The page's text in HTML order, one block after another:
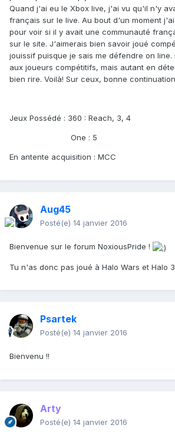
Quand j'ai eu le Xbox live, j'ai vu qu'il n'y
français sur le live. Au bout d'un moment
pour voir si il y avait une communauté
sur le site. J'aimerais bien savoir joué
jouissif puisque je sais me défendre on
aux joueurs compétitifs, mais autant en
bien rire. Voilà! Sur ceux, bonne
Jeux Possédé : 360 : Reach, 3, 4
One : 5
En antente acquisition : MCC
Aug45
Posté(e) 14 janvier 2016
Bienvenue sur le forum NoxiousPride !
Tu n'as donc pas joué à Halo Wars et Halo 3
Psartek
Posté(e) 14 janvier 2016
Bienvenu !!
Arty
Posté(e) 14 janvier 2016